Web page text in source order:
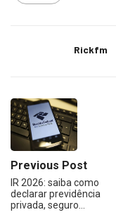
Rickfm
Previous Post
IR 2026: saiba como
declarar previdência
privada, seguro…